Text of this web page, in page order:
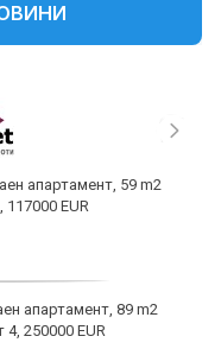
апартамент, 59 m2
EUR
апартамент, 89 m2
250000 EUR